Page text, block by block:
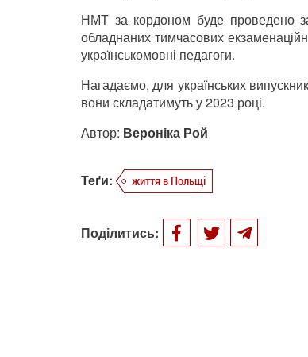
НМТ за кордоном буде проведено
обладнаних тимчасових
українськомовні педагоги.
Нагадаємо, для українських
вони складатимуть у 2023 році.
Автор: Вероніка Рой
Теґи: життя в Польщі
Поділитись: